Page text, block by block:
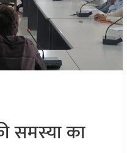
समस्या का